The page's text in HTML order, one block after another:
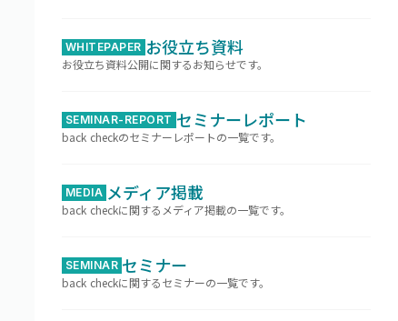
WHITEPAPER お役立ち資料
お役立ち資料公開に関するお知らせです。
SEMINAR-REPORT セミナーレポート
back checkのセミナーレポートの一覧です。
MEDIA メディア掲載
back checkに関するメディア掲載の一覧です。
SEMINAR セミナー
back checkに関するセミナーの一覧です。